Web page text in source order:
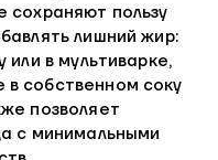
сохраняют пользу
лишний жир:
или в мультиварке,
собственном соку
позволяет
с минимальными